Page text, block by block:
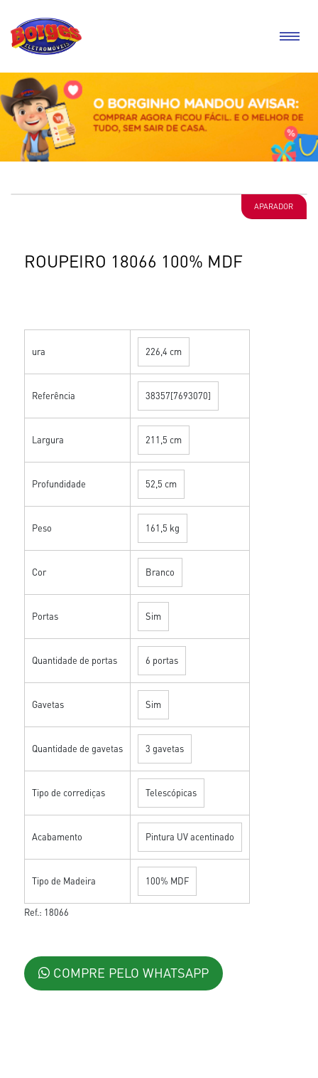
APARADOR
ROUPEIRO 18066 100% MDF
ura 226,4 cm
Referência 38357[7693070]
Largura 211,5 cm
Profundidade 52,5 cm
Peso 161,5 kg
Cor Branco
Portas Sim
Quantidade de portas 6 portas
Gavetas Sim
Quantidade de gavetas 3 gavetas
Tipo de corrediças Telescópicas
Acabamento Pintura UV acentinado
Tipo de Madeira 100% MDF
Ref.: 18066
COMPRE PELO WHATSAPP